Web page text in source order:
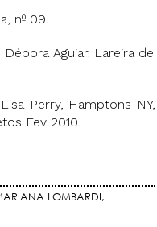
nº 09.
Aguiar. Lareira de
Perry, Hamptons NY,
Fev 2010.
LOMBARDI,